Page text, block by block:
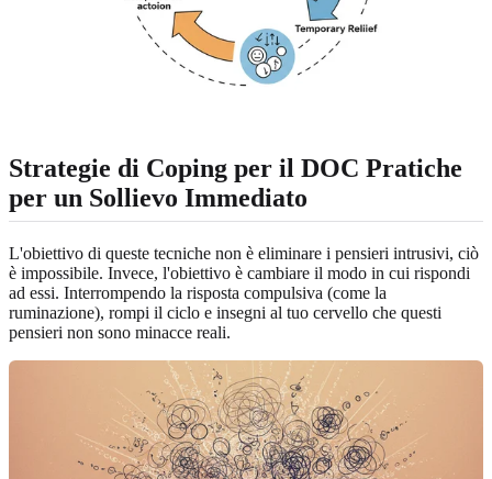
Strategie di Coping per il DOC Pratiche
per un Sollievo Immediato
L'obiettivo di queste tecniche non è eliminare i pensieri intrusivi, ciò
è impossibile. Invece, l'obiettivo è cambiare il modo in cui rispondi
ad essi. Interrompendo la risposta compulsiva (come la
ruminazione), rompi il ciclo e insegni al tuo cervello che questi
pensieri non sono minacce reali.